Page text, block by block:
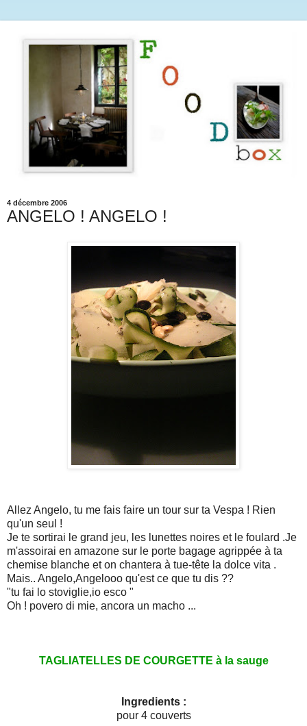
4 décembre 2006
ANGELO ! ANGELO !
Allez Angelo, tu me fais faire un tour sur ta Vespa ! Rien
qu'un seul !
Je te sortirai le grand jeu, les lunettes noires et le foulard .Je
m'assoirai en amazone sur le porte bagage agrippée à ta
chemise blanche et on chantera à tue-tête la dolce vita .
Mais.. Angelo,Angelooo qu'est ce que tu dis ??
"tu fai lo stoviglie,io esco "
Oh ! povero di mie, ancora un macho ...
TAGLIATELLES DE COURGETTE à la sauge
Ingredients :
pour 4 couverts